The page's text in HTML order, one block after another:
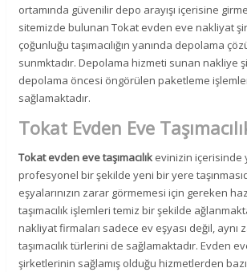
ortamında güvenilir depo arayışı içerisine
sitemizde bulunan Tokat evden eve nakliyat
çoğunluğu taşımacılığın yanında depolama
sunmktadır. Depolama hizmeti sunan nakliye
depolama öncesi öngörülen paketleme
sağlamaktadır.
Tokat Evden Eve
Tokat evden eve taşımacılık evinizin içerisinde
profesyonel bir şekilde yeni bir yere
eşyalarınızın zarar görmemesi için gereken
taşımacılık işlemleri temiz bir şekilde
nakliyat firmaları sadece ev eşyası değil, aynı
taşımacılık türlerini de sağlamaktadır. Evden
şirketlerinin sağlamış olduğu hizmetlerden